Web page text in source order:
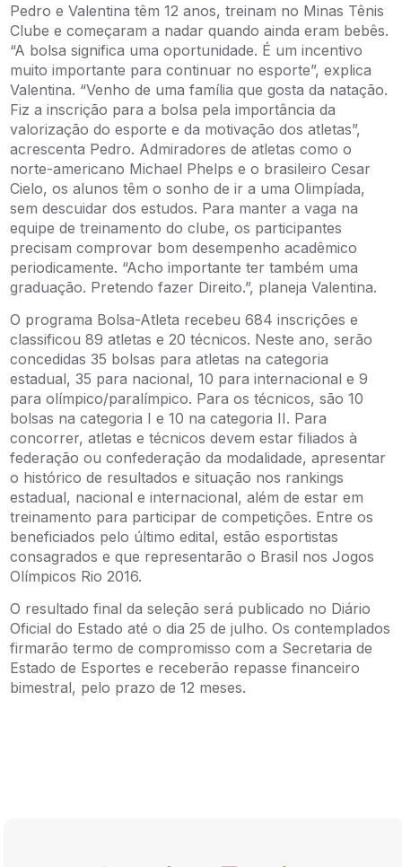
Pedro e Valentina têm 12 anos, treinam no Minas Tênis
Clube e começaram a nadar quando ainda eram bebês.
“A bolsa significa uma oportunidade. É um incentivo
muito importante para continuar no esporte”, explica
Valentina. “Venho de uma família que gosta da natação.
Fiz a inscrição para a bolsa pela importância da
valorização do esporte e da motivação dos atletas”,
acrescenta Pedro. Admiradores de atletas como o
norte-americano Michael Phelps e o brasileiro Cesar
Cielo, os alunos têm o sonho de ir a uma Olimpíada,
sem descuidar dos estudos. Para manter a vaga na
equipe de treinamento do clube, os participantes
precisam comprovar bom desempenho acadêmico
periodicamente. “Acho importante ter também uma
graduação. Pretendo fazer Direito.”, planeja Valentina.
O programa Bolsa-Atleta recebeu 684 inscrições e
classificou 89 atletas e 20 técnicos. Neste ano, serão
concedidas 35 bolsas para atletas na categoria
estadual, 35 para nacional, 10 para internacional e 9
para olímpico/paralímpico. Para os técnicos, são 10
bolsas na categoria I e 10 na categoria II. Para
concorrer, atletas e técnicos devem estar filiados à
federação ou confederação da modalidade, apresentar
o histórico de resultados e situação nos rankings
estadual, nacional e internacional, além de estar em
treinamento para participar de competições. Entre os
beneficiados pelo último edital, estão esportistas
consagrados e que representarão o Brasil nos Jogos
Olímpicos Rio 2016.
O resultado final da seleção será publicado no Diário
Oficial do Estado até o dia 25 de julho. Os contemplados
firmarão termo de compromisso com a Secretaria de
Estado de Esportes e receberão repasse financeiro
bimestral, pelo prazo de 12 meses.